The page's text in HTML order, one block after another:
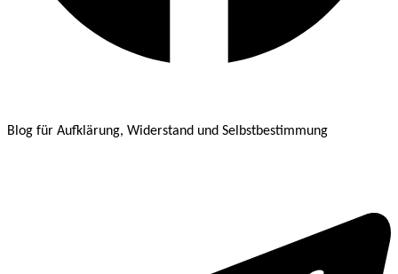
Blog für Aufklärung, Widerstand und Selbstbestimmung